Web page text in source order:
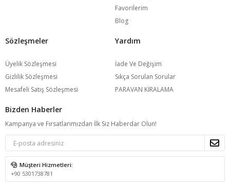
Favorilerim
Blog
Sözleşmeler
Üyelik Sözleşmesi
Gizlilik Sözleşmesi
Mesafeli Satış Sözleşmesi
Yardım
İade Ve Değişim
Sıkça Sorulan Sorular
PARAVAN KİRALAMA
Bizden Haberler
Kampanya ve Fırsatlarımızdan İlk Siz Haberdar Olun!
Müşteri Hizmetleri:
+90 5301738781